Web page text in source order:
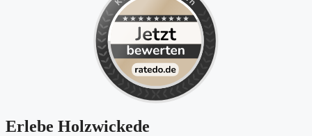
Erlebe Holzwickede